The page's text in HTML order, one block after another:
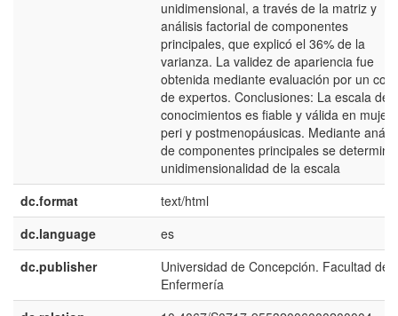
unidimensional, a través de la matriz y
análisis factorial de componentes
principales, que explicó el 36% de la
varianza. La validez de apariencia fue
obtenida mediante evaluación por un
de expertos. Conclusiones: La escala de
conocimientos es fiable y válida en
peri y postmenopáusicas. Mediante
de componentes principales se
unidimensionalidad de la escala
dc.format
text/html
dc.language
es
dc.publisher
Universidad de Concepción. Facultad de
Enfermería